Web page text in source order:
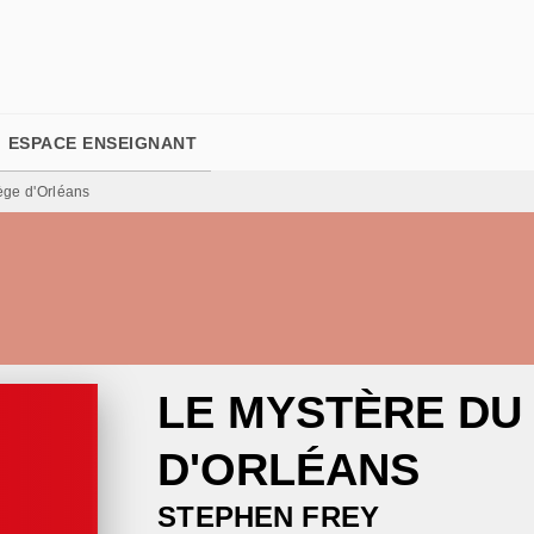
ESPACE ENSEIGNANT
d'Orléans
LE MYSTÈRE
D'ORLÉANS
STEPHEN FREY